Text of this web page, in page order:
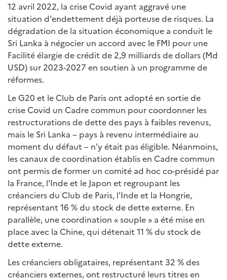
12 avril 2022, la crise Covid ayant aggravé une
situation d'endettement déjà porteuse de risques. La
dégradation de la situation économique a conduit le
Sri Lanka à négocier un accord avec le FMI pour une
Facilité élargie de crédit de 2,9 milliards de dollars (Md
USD) sur 2023-2027 en soutien à un programme de
réformes.
Le G20 et le Club de Paris ont adopté en sortie de
crise Covid un Cadre commun pour coordonner les
restructurations de dette des pays à faibles revenus,
mais le Sri Lanka – pays à revenu intermédiaire au
moment du défaut – n'y était pas éligible. Néanmoins,
les canaux de coordination établis en Cadre commun
ont permis de former un comité ad hoc co-présidé par
la France, l'Inde et le Japon et regroupant les
créanciers du Club de Paris, l'Inde et la Hongrie,
représentant 16 % du stock de dette externe. En
parallèle, une coordination « souple » a été mise en
place avec la Chine, qui détenait 11 % du stock de
dette externe.
Les créanciers obligataires, représentant 32 % des
créanciers externes, ont restructuré leurs titres en